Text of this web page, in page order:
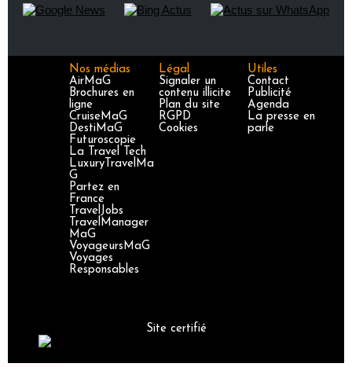
Nos médias
AirMaG
Brochures en
ligne
CruiseMaG
DestiMaG
Futuroscopie
La Travel Tech
LuxuryTravelMa
G
Partez en
France
TravelJobs
TravelManager
MaG
VoyageursMaG
Voyages
Responsables
Légal
Signaler un
contenu illicite
Plan du site
RGPD
Cookies
Utiles
Contact
Publicité
Agenda
La presse en
parle
Site certifié